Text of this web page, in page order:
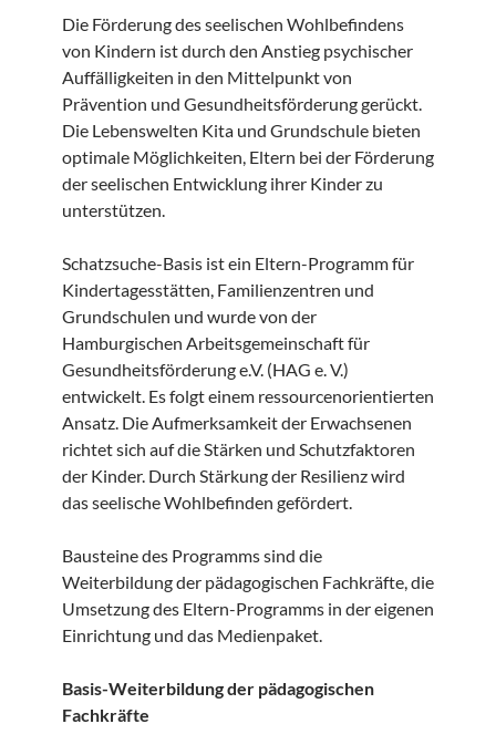
Die Förderung des seelischen Wohlbefindens
von Kindern ist durch den Anstieg psychischer
Auffälligkeiten in den Mittelpunkt von
Prävention und Gesundheitsförderung gerückt.
Die Lebenswelten Kita und Grundschule bieten
optimale Möglichkeiten, Eltern bei der Förderung
der seelischen Entwicklung ihrer Kinder zu
unterstützen.
Schatzsuche-Basis ist ein Eltern-Programm für
Kindertagesstätten, Familienzentren und
Grundschulen und wurde von der
Hamburgischen Arbeitsgemeinschaft für
Gesundheitsförderung e.V. (HAG e. V.)
entwickelt. Es folgt einem ressourcenorientierten
Ansatz. Die Aufmerksamkeit der Erwachsenen
richtet sich auf die Stärken und Schutzfaktoren
der Kinder. Durch Stärkung der Resilienz wird
das seelische Wohlbefinden gefördert.
Bausteine des Programms sind die
Weiterbildung der pädagogischen Fachkräfte, die
Umsetzung des Eltern-Programms in der eigenen
Einrichtung und das Medienpaket.
Basis-Weiterbildung der pädagogischen
Fachkräfte